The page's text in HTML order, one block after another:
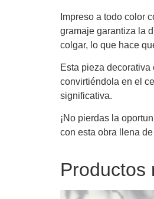
Impreso a todo color
gramaje garantiza la
colgar, lo que hace
Esta pieza
convirtiéndola en el
significativa.
¡No pierdas la
con esta obra llena
Productos